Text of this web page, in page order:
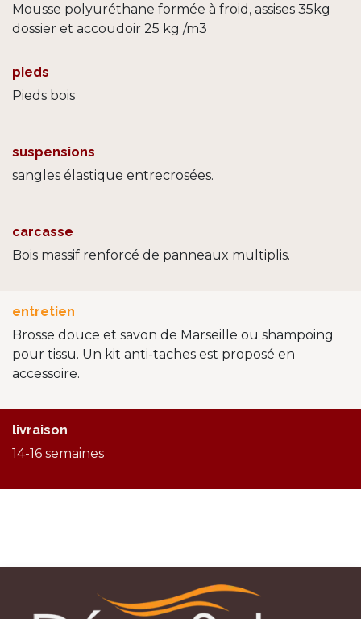
Mousse polyuréthane formée à froid, assises 35kg
dossier et accoudoir 25 kg /m3
pieds
Pieds bois
suspensions
sangles élastique entrecrosées.
carcasse
Bois massif renforcé de panneaux multiplis.
entretien
Brosse douce et savon de Marseille ou shampoing
pour tissu. Un kit anti-taches est proposé en
accessoire.
livraison
14-16 semaines